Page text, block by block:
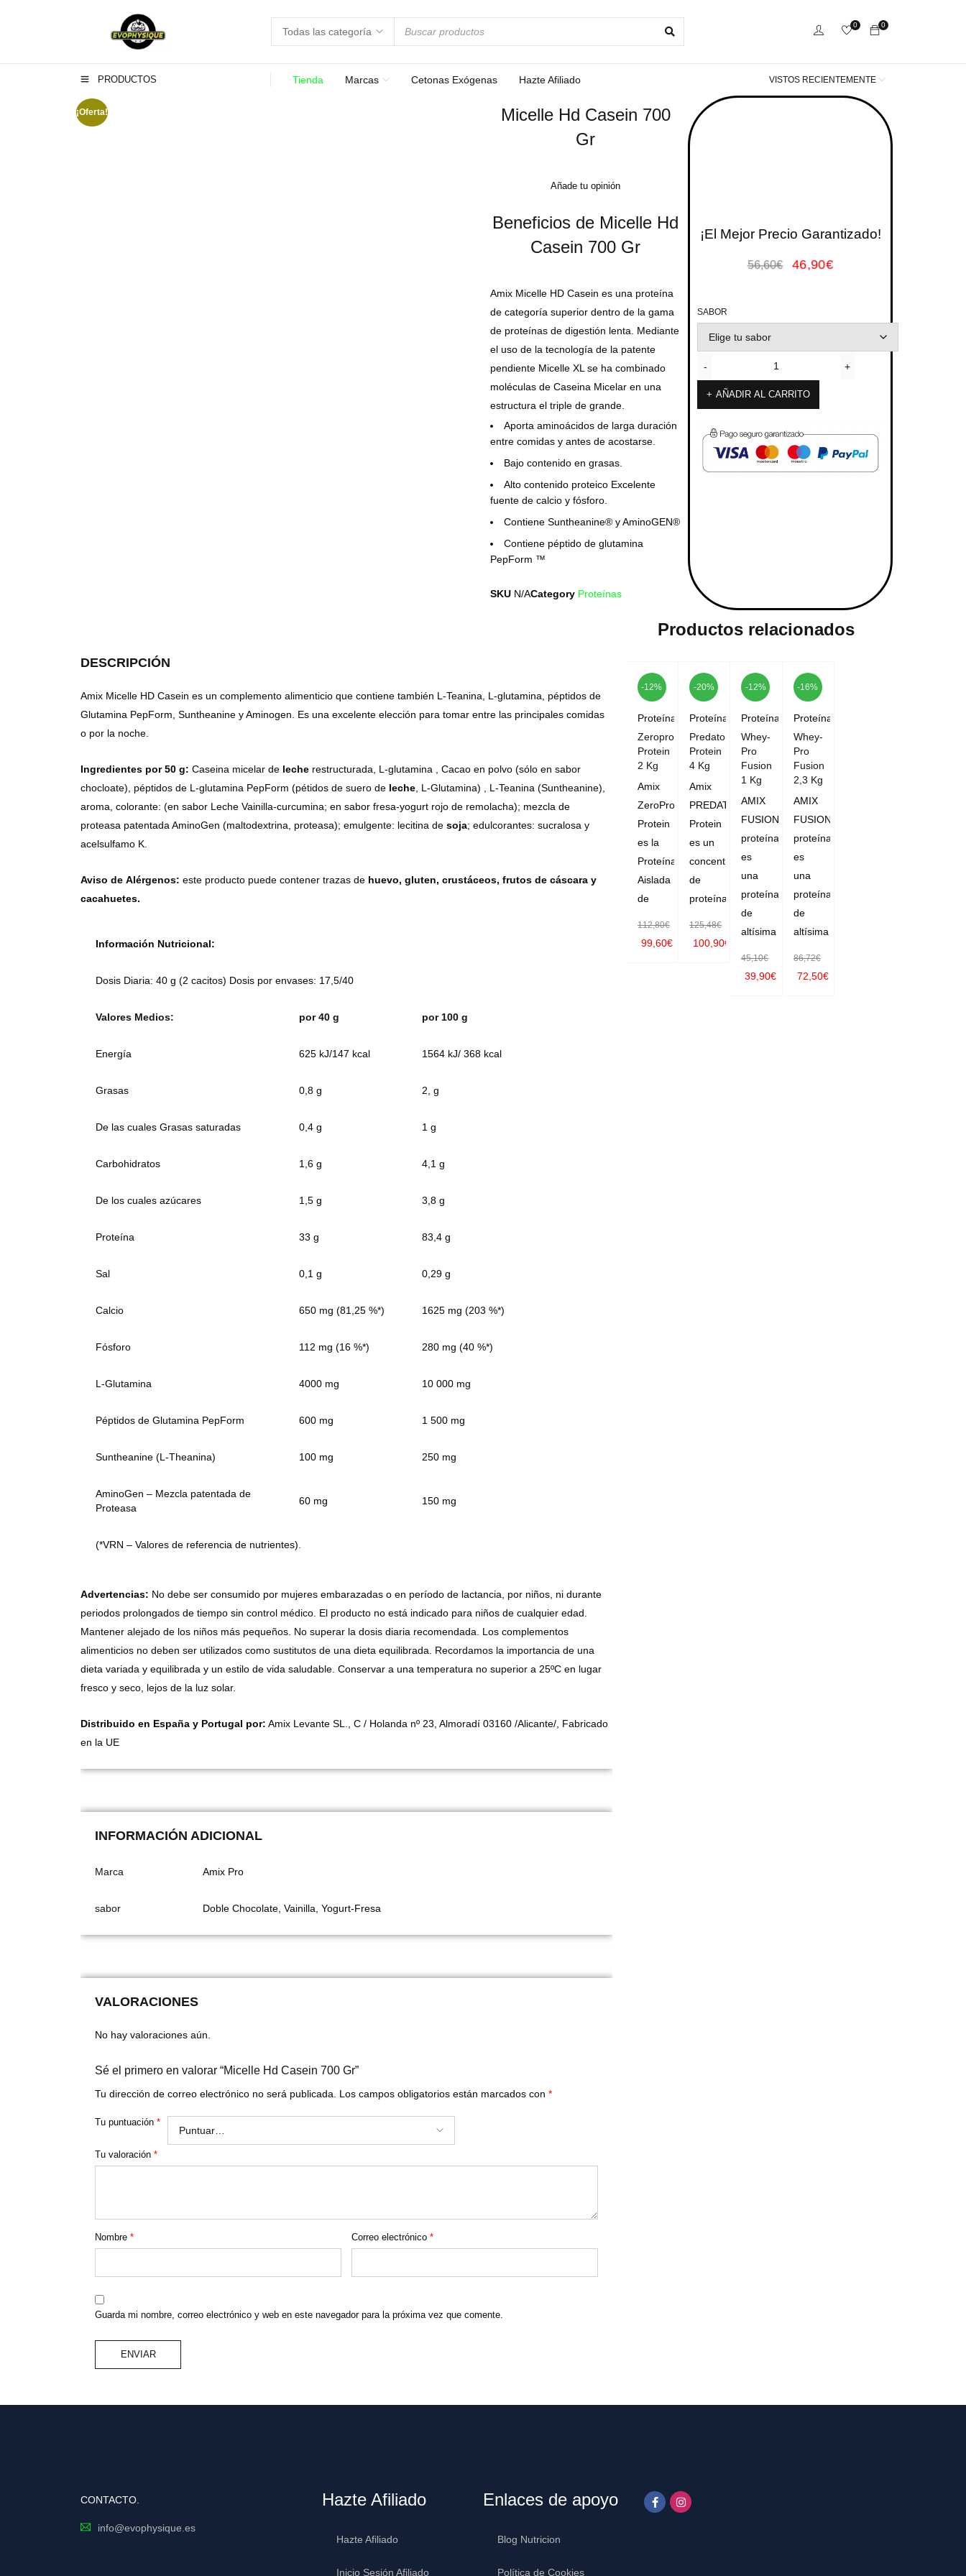
0
0
PRODUCTOS Tienda Marcas Cetonas Exógenas Hazte Afiliado VISTOS RECIENTEMENTE
¡Oferta!
Micelle Hd Casein 700
Gr
Añade tu opinión
Beneficios de Micelle Hd
Casein 700 Gr
Amix Micelle HD Casein es una proteína
de categoría superior dentro de la gama
de proteínas de digestión lenta. Mediante
el uso de la tecnología de la patente
pendiente Micelle XL se ha combinado
moléculas de Caseina Micelar en una
estructura el triple de grande.
Aporta aminoácidos de larga duración
entre comidas y antes de acostarse.
Bajo contenido en grasas.
Alto contenido proteico Excelente
fuente de calcio y fósforo.
Contiene Suntheanine® y AminoGEN®
Contiene péptido de glutamina
PepForm ™
SKU N/ACategory Proteínas
¡El Mejor Precio Garantizado!
56,60€ 46,90€
SABOR
AÑADIR AL CARRITO
DESCRIPCIÓN
Amix Micelle HD Casein es un complemento alimenticio que contiene también L-Teanina, L-glutamina, péptidos de
Glutamina PepForm, Suntheanine y Aminogen. Es una excelente elección para tomar entre las principales comidas
o por la noche.
Ingredientes por 50 g: Caseina micelar de leche restructurada, L-glutamina , Cacao en polvo (sólo en sabor
chocloate), péptidos de L-glutamina PepForm (pétidos de suero de leche , L-Glutamina) , L-Teanina (Suntheanine),
aroma, colorante: (en sabor Leche Vainilla-curcumina; en sabor fresa-yogurt rojo de remolacha); mezcla de
proteasa patentada AminoGen (maltodextrina, proteasa); emulgente: lecitina de soja; edulcorantes: sucralosa y
acelsulfamo K.
Aviso de Alérgenos: este producto puede contener trazas de huevo, gluten, crustáceos, frutos de cáscara y
cacahuetes.
Información Nutricional:
Dosis Diaria: 40 g (2 cacitos) Dosis por envases: 17,5/40
Valores Medios: por 40 g por 100 g
Energía 625 kJ/147 kcal 1564 kJ/ 368 kcal
Grasas 0,8 g 2, g
De las cuales Grasas saturadas 0,4 g 1 g
Carbohidratos 1,6 g 4,1 g
De los cuales azúcares 1,5 g 3,8 g
Proteína 33 g 83,4 g
Sal 0,1 g 0,29 g
Calcio 650 mg (81,25 %*) 1625 mg (203 %*)
Fósforo 112 mg (16 %*) 280 mg (40 %*)
L-Glutamina 4000 mg 10 000 mg
Péptidos de Glutamina PepForm 600 mg 1 500 mg
Suntheanine (L-Theanina) 100 mg 250 mg
AminoGen – Mezcla patentada de
Proteasa
60 mg 150 mg
(*VRN – Valores de referencia de nutrientes).
Advertencias: No debe ser consumido por mujeres embarazadas o en período de lactancia, por niños, ni durante
periodos prolongados de tiempo sin control médico. El producto no está indicado para niños de cualquier edad.
Mantener alejado de los niños más pequeños. No superar la dosis diaria recomendada. Los complementos
alimenticios no deben ser utilizados como sustitutos de una dieta equilibrada. Recordamos la importancia de una
dieta variada y equilibrada y un estilo de vida saludable. Conservar a una temperatura no superior a 25ºC en lugar
fresco y seco, lejos de la luz solar.
Distribuido en España y Portugal por: Amix Levante SL., C / Holanda nº 23, Almoradí 03160 /Alicante/, Fabricado
en la UE
INFORMACIÓN ADICIONAL
Marca Amix Pro
sabor Doble Chocolate, Vainilla, Yogurt-Fresa
VALORACIONES
No hay valoraciones aún.
Sé el primero en valorar “Micelle Hd Casein 700 Gr”
Tu dirección de correo electrónico no será publicada. Los campos obligatorios están marcados con *
Tu puntuación *
Tu valoración *
Nombre * Correo electrónico *
Guarda mi nombre, correo electrónico y web en este navegador para la próxima vez que comente.
Productos relacionados
-12%
Proteínas
Zeropro
Protein
2 Kg
Amix
ZeroPro
Protein
es la
Proteína
Aislada
de
112,80€
99,60€
-20%
Proteínas
Predator
Protein
4 Kg
Amix
PREDATOR
Protein
es un
concentrado
de
proteína
125,48€
100,90€
-12%
Proteínas
Whey-
Pro
Fusion
1 Kg
AMIX
FUSION
proteína
es
una
proteína
de
altísima
45,10€
39,90€
-16%
Proteínas
Whey-
Pro
Fusion
2,3 Kg
AMIX
FUSION
proteína
es
una
proteína
de
altísima
86,72€
72,50€
CONTACTO.
info@evophysique.es
Hazte Afiliado
Hazte Afiliado
Inicio Sesión Afiliado
Enlaces de apoyo
Blog Nutricion
Política de Cookies